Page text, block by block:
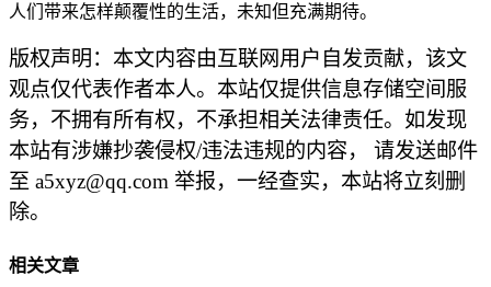
人们带来怎样颠覆性的生活，未知但充满期待。
版权声明：本文内容由互联网用户自发贡献，该文
观点仅代表作者本人。本站仅提供信息存储空间服
务，不拥有所有权，不承担相关法律责任。如发现
本站有涉嫌抄袭侵权/违法违规的内容， 请发送邮件
至 a5xyz@qq.com 举报，一经查实，本站将立刻删
除。
相关文章